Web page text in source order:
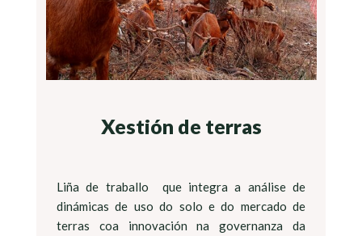
Xestión de terras
Liña de traballo que integra a análise de
dinámicas de uso do solo e do mercado de
terras coa innovación na governanza da